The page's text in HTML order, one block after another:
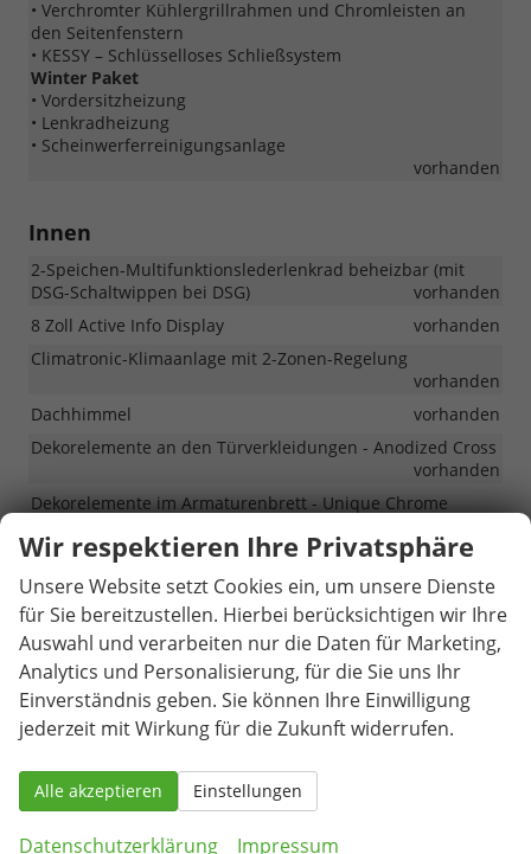
• Verchromter Kühlergrillrahmen und Chromleisten an
den Seitenfenstern
• KESSY – Schlüsselloses Schließsystem
Winter Paket
• Vordersitzheizung
• Lenkradheizung
• Scheinwerferreinigungsanlage
vorhanden
Innen
2-Speichen-Multifunktionslederlenkrad beheizbar (mit
DSG-Schaltwippen bei DSG)
vorhanden
8 Zoll Active Info Display
vorhanden
Climatronic-Klimaanlage mit 2-Zonen-Regelung
vorhanden
Dachhimmel
vorhanden
Dekorelemente an den Türverkleidungen - Anodized Cross
vorhanden
Dekorelemente im Armaturenbrett - Unique Chrome
Einstiegsleisten in den Vordertüren
vorhanden
Innenspiegel automatisch abblendend
vorhanden
Mittelarmlehne vorne
vorhanden
Radlaufschutz
vorhanden
Regenschirm unter dem Beifahrersitz
vorhanden
Sunset - dunkel getönte Scheiben hinten
vorhanden
Infotainment & Kommunikation
Wir respektieren Ihre Privatsphäre
Unsere Website setzt Cookies ein, um unsere Dienste
für Sie bereitzustellen. Hierbei berücksichtigen wir Ihre
Auswahl und verarbeiten nur die Daten für Marketing,
Analytics und Personalisierung, für die Sie uns Ihr
Einverständnis geben. Sie können Ihre Einwilligung
jederzeit mit Wirkung für die Zukunft widerrufen.
Alle akzeptieren Einstellungen
Datenschutzerklärung Impressum